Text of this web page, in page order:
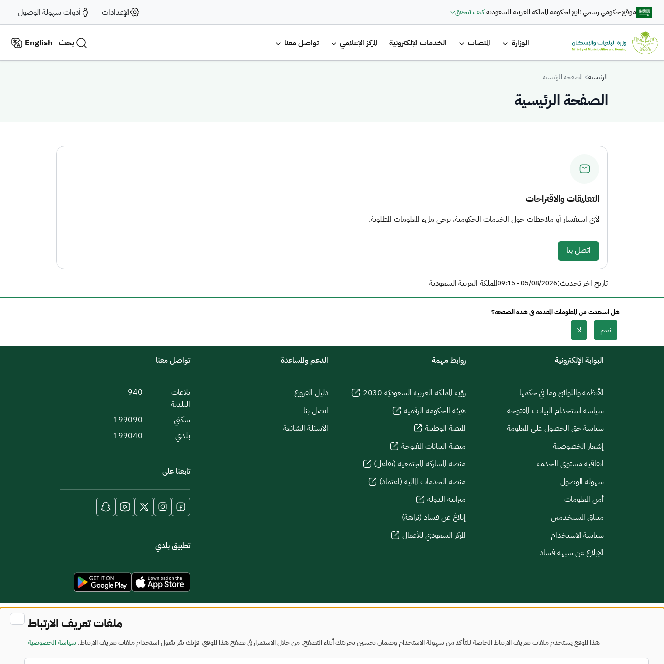
تجاوز إلى المحتوى الرئيسي
موقع حكومي رسمي تابع لحكومة المملكة العربية السعوديةكيف تتحقق الإعدادات أدوات سهولة الوصول
القائمة الرئيسية
الوزارة المنصات الخدمات الإلكترونية المركز الإعلامي تواصل معنا بحث English
Breadcrumb
الرئيسية الصفحة الرئيسية
الصفحة الرئيسية
التعليقات والاقتراحات
لأي استفسار أو ملاحظات حول الخدمات الحكومية، يرجى ملء المعلومات المطلوبة.
اتصل بنا
تاريخ اخر تحديث:05/08/2026 - 09:15 المملكة العربية السعودية
هل استفدت من المعلومات المقدمة في هذه الصفحة؟
نعم لا
البوابة الإلكترونية
الأنظمة واللوائح وما في حكمها
سياسة استخدام البيانات المفتوحة
سياسة حق الحصول على المعلومة
إشعار الخصوصية
اتفاقية مستوى الخدمة
سهولة الوصول
أمن المعلومات
ميثاق المستخدمين
سياسة الاستخدام
الإبلاغ عن شبهة فساد
روابط مهمة
رؤية المملكة العربية السعوديّة 2030
هيئة الحكومة الرقمية
المنصة الوطنية
منصة البيانات المفتوحة
منصة المشاركة المجتمعية (تفاعل)
منصة الخدمات المالية (اعتماد)
ميزانية الدولة
إبلاغ عن فساد (نزاهة)
المركز السعودي للأعمال
الدعم والمساعدة
دليل الفروع
اتصل بنا
الأسئلة الشائعة
تواصل معنا
بلاغات
البلدية
940
سكني
199090
بلدي
199040
تابعنا على
تطبيق بلدي
خريطة الموقع شروط الاستخدام
جميع الحقوق محفوظة - وزارة البلديات والإسكان © 2026
ملفات تعريف الارتباط
هذا الموقع يستخدم ملفات تعريف الارتباط الخاصة للتأكد من سهولة الاستخدام وضمان تحسين تجربتك أثناء التصفح. من خلال الاستمرار في تصفح هذا الموقع، فإنك تقر بقبول استخدام ملفات تعريف الارتباط. سياسة الخصوصية